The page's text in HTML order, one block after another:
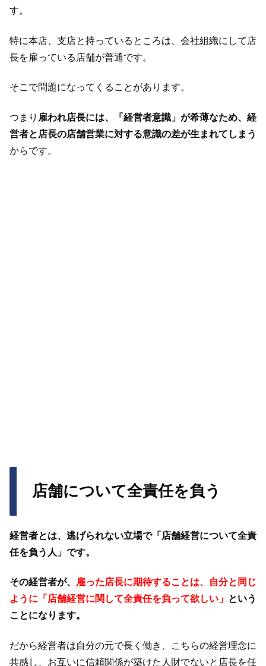
す。
特に本店、支店と持っているところは、会社組織にして店
長を雇っている店舗が普通です。
そこで問題になってくることがあります。
つまり 雇われ店長には、「経営者意識」が希薄なため、経
営者と店長の店舗営業に対する意識の差が生まれてしまう
からです。
店舗について全責任を負う
経営者とは、逃げられない立場で「店舗経営について全責
任を負う人」です。
その経営者が、
雇った店長に期待することは、自分と同じ
ように「店舗経営に関して全責任を負って欲しい」 という
ことになります。
だから経営者は自分の元で長く働き、こちらの経営理念に
共感し、お互いに信頼関係が築けた人財でないと店長を任